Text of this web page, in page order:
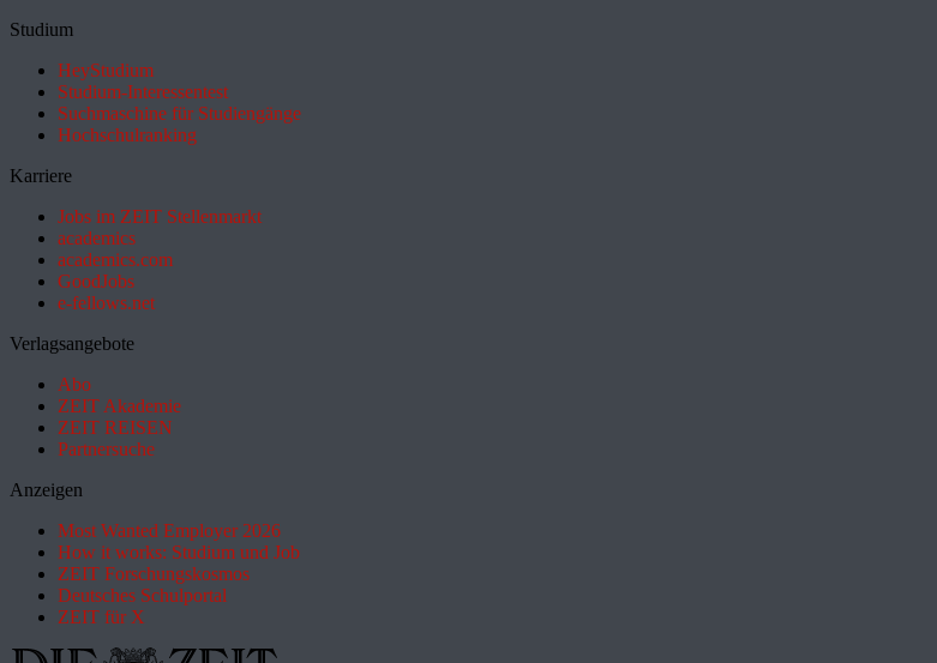
Studium
HeyStudium
Studium-Interessentest
Suchmaschine für Studiengänge
Hochschulranking
Karriere
Jobs im ZEIT Stellenmarkt
academics
academics.com
GoodJobs
e-fellows.net
Verlagsangebote
Abo
ZEIT Akademie
ZEIT REISEN
Partnersuche
Anzeigen
Most Wanted Employer 2026
How it works: Studium und Job
ZEIT Forschungskosmos
Deutsches Schulportal
ZEIT für X